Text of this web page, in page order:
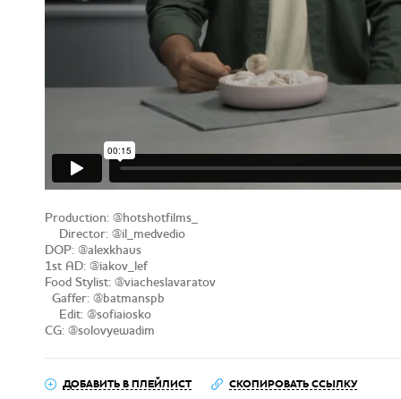
Production: @hotshotfilms_
Director: @il_medvedio
DOP: @alexkhaus
1st AD: @iakov_lef
Food Stylist: @viacheslavaratov
Gaffer: @batmanspb
Edit: @sofiaiosko
CG: @solovyewadim
ДОБАВИТЬ В ПЛЕЙЛИСТ СКОПИРОВАТЬ ССЫЛКУ